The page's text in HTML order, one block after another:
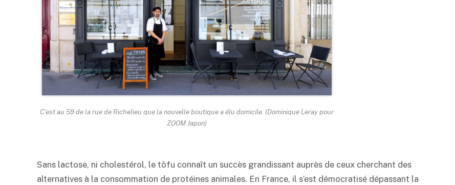
C’est au 59 de la rue de Richelieu que la nouvelle boutique a élu domicile. (Dominique Leray pour
ZOOM Japon)
Sans lactose, ni cholestérol, le tôfu connaît un succès grandissant auprès de ceux cherchant des
alternatives à la consommation de protéines animales. En France, il s’est démocratisé dépassant la